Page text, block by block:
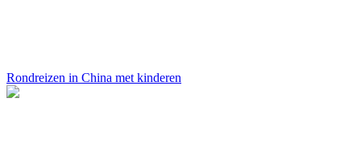
Rondreizen in China met kinderen